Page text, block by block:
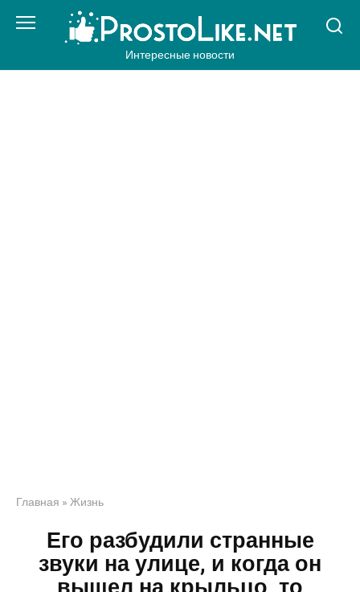
Интересные новости
Главная » Жизнь
Его разбудили странные
звуки на улице, и когда он